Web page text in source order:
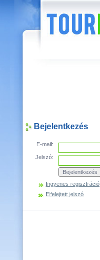
Bejelentkezés
E-mail:
Jelszó:
Ingyenes regisztráció
Elfelejtett jelszó